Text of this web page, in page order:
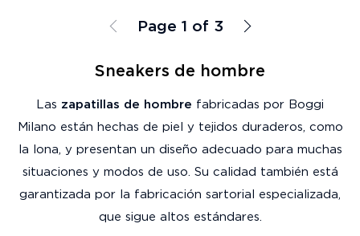
Page 1 of 3
Sneakers de hombre
Las zapatillas de hombre fabricadas por Boggi
Milano están hechas de piel y tejidos duraderos, como
la lona, y presentan un diseño adecuado para muchas
situaciones y modos de uso. Su calidad también está
garantizada por la fabricación sartorial especializada,
que sigue altos estándares.